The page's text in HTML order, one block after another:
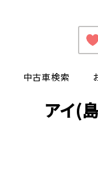
中古車検索
アイ(